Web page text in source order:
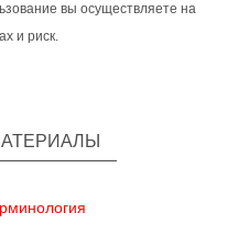
вы осуществляете на
и риск.